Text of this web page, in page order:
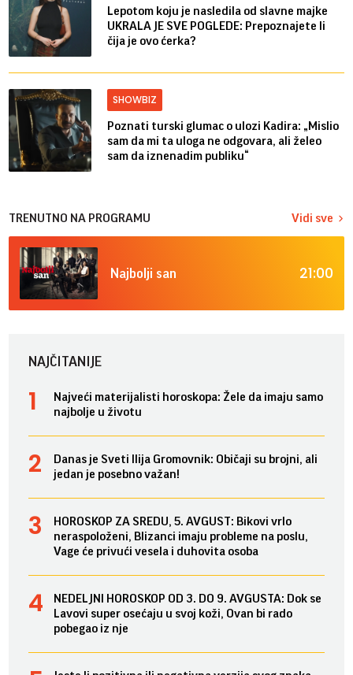
Lepotom koju je nasledila od slavne majke
UKRALA JE SVE POGLEDE: Prepoznajete li
čija je ovo ćerka?
SHOWBIZ
Poznati turski glumac o ulozi Kadira: „Mislio
sam da mi ta uloga ne odgovara, ali želeo
sam da iznenadim publiku“
TRENUTNO NA PROGRAMU Vidi sve
Najbolji san 21:00
NAJČITANIJE
Najveći materijalisti horoskopa: Žele da imaju samo
najbolje u životu
Danas je Sveti Ilija Gromovnik: Običaji su brojni, ali
jedan je posebno važan!
HOROSKOP ZA SREDU, 5. AVGUST: Bikovi vrlo
neraspoloženi, Blizanci imaju probleme na poslu,
Vage će privući vesela i duhovita osoba
NEDELJNI HOROSKOP OD 3. DO 9. AVGUSTA: Dok se
Lavovi super osećaju u svoj koži, Ovan bi rado
pobegao iz nje